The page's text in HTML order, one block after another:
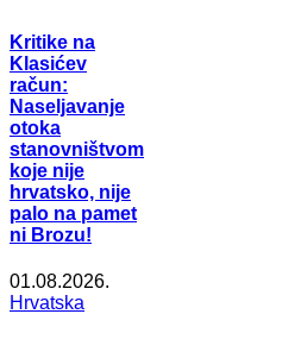
Kritike na
Klasićev
račun:
Naseljavanje
otoka
stanovništvom
koje nije
hrvatsko, nije
palo na pamet
ni Brozu!
01.08.2026.
Hrvatska